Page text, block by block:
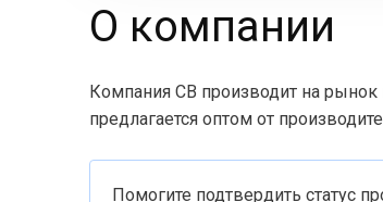
О компании
Компания СВ производит на рынок
предлагается оптом от
Помогите подтвердить статус